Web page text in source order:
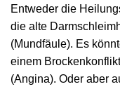
Entweder die
die alte
(Mundfäule). Es
einem
(Angina). Oder aber